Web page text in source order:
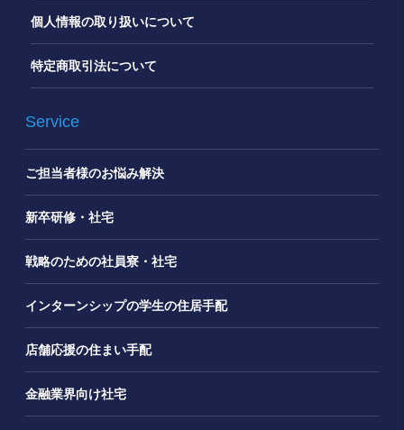
個人情報の取り扱いについて
特定商取引法について
Service
ご担当者様のお悩み解決
新卒研修・社宅
戦略のための社員寮・社宅
インターンシップの学生の住居手配
店舗応援の住まい手配
金融業界向け社宅